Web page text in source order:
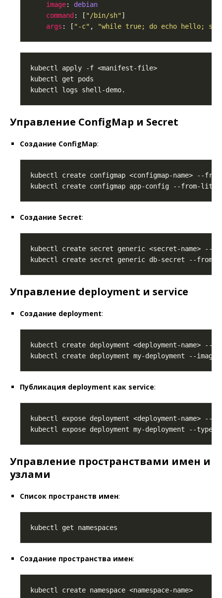
image: debian
command : [ "/bin/sh"
args : [ "-c" , "while true; do echo hello;
Управление ConfigMap и Secret
Создание ConfigMap:
kubectl create configmap <configmap-name> --
kubectl create configmap app-config --from-
Создание Secret:
kubectl create secret generic <secret-name> --
kubectl create secret generic db-secret --
Управление deployment и service
Создание deployment:
kubectl create deployment <deployment-name> --
kubectl create deployment my-deployment --image
Публикация deployment как service:
kubectl expose deployment <deployment-name> --
kubectl expose deployment my-deployment --type
Управление пространствами имен и
узлами
Список пространств имен:
Создание пространства имен: